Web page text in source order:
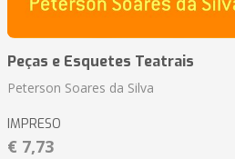
Peças e Esquetes Teatrais
Peterson Soares da Silva
IMPRESO
€ 7,73